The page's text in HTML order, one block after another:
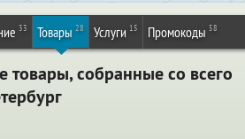
33 Товары 28 Услуги 15 Промокоды 58
товары, собранные со всего